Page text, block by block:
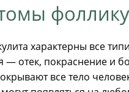
характерны все
— отек, покраснение и
все тело